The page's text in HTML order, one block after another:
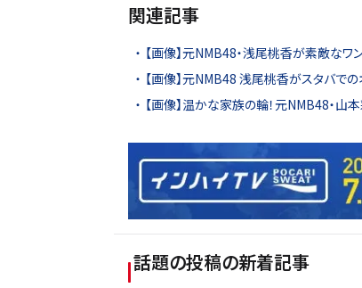
関連記事
【画像】元NMB48・浅尾桃香が素敵なワ
【画像】元NMB48 浅尾桃香がスタバでの
【画像】温かな家族の輪！元NMB48・
話題の投稿の新着記事